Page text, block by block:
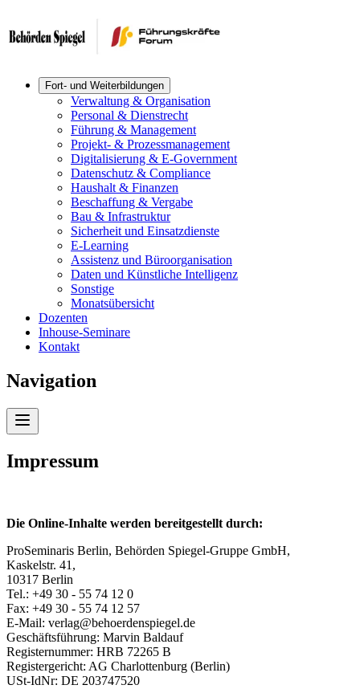
Fort- und Weiterbildungen
Verwaltung & Organisation
Personal & Dienstrecht
Führung & Management
Projekt- & Prozessmanagement
Digitalisierung & E-Government
Datenschutz & Compliance
Haushalt & Finanzen
Beschaffung & Vergabe
Bau & Infrastruktur
Sicherheit und Einsatzdienste
E-Learning
Assistenz und Büroorganisation
Daten und Künstliche Intelligenz
Sonstige
Monatsübersicht
Dozenten
Inhouse-Seminare
Kontakt
Navigation
Impressum
Die Online-Inhalte werden bereitgestellt durch:
ProSeminaris Berlin, Behörden Spiegel-Gruppe GmbH,
Kaskelstr. 41,
10317 Berlin
Tel.: +49 30 - 55 74 12 0
Fax: +49 30 - 55 74 12 57
E-Mail: verlag@behoerdenspiegel.de
Geschäftsführung: Marvin Baldauf
Registernummer: HRB 72265 B
Registergericht: AG Charlottenburg (Berlin)
USt-IdNr: DE 203747520